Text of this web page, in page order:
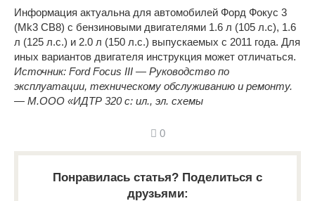
Информация актуальна для автомобилей Форд Фокус 3
(Mk3 CB8) с бензиновыми двигателями 1.6 л (105 л.с), 1.6
л (125 л.с.) и 2.0 л (150 л.с.) выпускаемых с 2011 года. Для
иных вариантов двигателя инструкция может отличаться.
Источник: Ford Focus III — Руководство по
эксплуатации, техническому обслуживанию и ремонту.
— М.ООО «ИДТР 320 с: ил., эл. схемы
0
Понравилась статья? Поделиться с
друзьями: